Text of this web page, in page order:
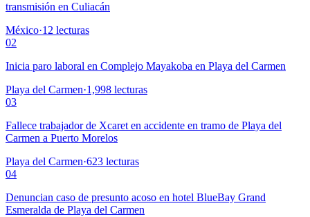
transmisión en Culiacán
México·12 lecturas
02
Inicia paro laboral en Complejo Mayakoba en Playa del Carmen
Playa del Carmen·1,998 lecturas
03
Fallece trabajador de Xcaret en accidente en tramo de Playa del
Carmen a Puerto Morelos
Playa del Carmen·623 lecturas
04
Denuncian caso de presunto acoso en hotel BlueBay Grand
Esmeralda de Playa del Carmen